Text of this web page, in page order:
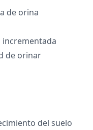
de orina
incrementada
de orinar
del suelo